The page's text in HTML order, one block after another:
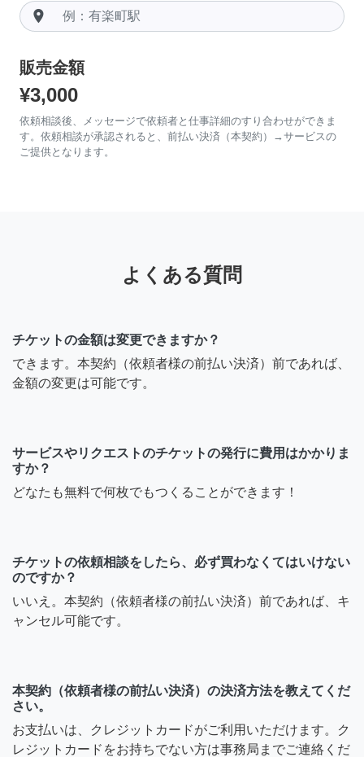
room
販売金額
¥3,000
依頼相談後、メッセージで依頼者と仕事詳細のすり合わせができま
す。依頼相談が承認されると、前払い決済（本契約）→サービスの
ご提供となります。
よくある質問
チケットの金額は変更できますか？
できます。本契約（依頼者様の前払い決済）前であれば、
金額の変更は可能です。
サービスやリクエストのチケットの発行に費用はかかりま
すか？
どなたも無料で何枚でもつくることができます！
チケットの依頼相談をしたら、必ず買わなくてはいけない
のですか？
いいえ。本契約（依頼者様の前払い決済）前であれば、キ
ャンセル可能です。
本契約（依頼者様の前払い決済）の決済方法を教えてくだ
さい。
お支払いは、クレジットカードがご利用いただけます。ク
レジットカードをお持ちでない方は事務局までご連絡くだ